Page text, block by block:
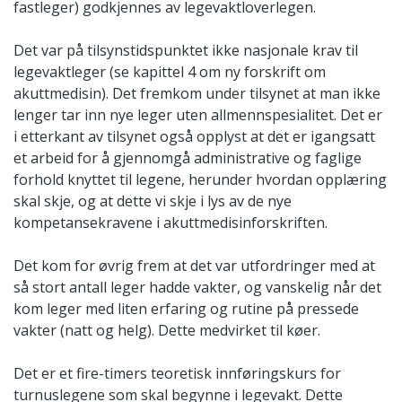
fastleger) godkjennes av legevaktloverlegen.
Det var på tilsynstidspunktet ikke nasjonale krav til
legevaktleger (se kapittel 4 om ny forskrift om
akuttmedisin). Det fremkom under tilsynet at man ikke
lenger tar inn nye leger uten allmennspesialitet. Det er
i etterkant av tilsynet også opplyst at det er igangsatt
et arbeid for å gjennomgå administrative og faglige
forhold knyttet til legene, herunder hvordan opplæring
skal skje, og at dette vi skje i lys av de nye
kompetansekravene i akuttmedisinforskriften.
Det kom for øvrig frem at det var utfordringer med at
så stort antall leger hadde vakter, og vanskelig når det
kom leger med liten erfaring og rutine på pressede
vakter (natt og helg). Dette medvirket til køer.
Det er et fire-timers teoretisk innføringskurs for
turnuslegene som skal begynne i legevakt. Dette